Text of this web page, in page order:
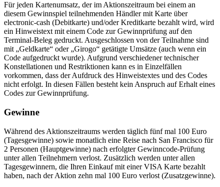
Für jeden Kartenumsatz, der im Aktionszeitraum bei einem an
diesem Gewinnspiel teilnehmenden Händler mit Karte über
electronic-cash (Debitkarte) und/oder Kreditkarte bezahlt wird, wird
ein Hinweistext mit einem Code zur Gewinnprüfung auf den
Terminal-Beleg gedruckt. Ausgeschlossen von der Teilnahme sind
mit „Geldkarte“ oder „Girogo“ getätigte Umsätze (auch wenn ein
Code aufgedruckt wurde). Aufgrund verschiedener technischer
Konstellationen und Restriktionen kann es in Einzelfällen
vorkommen, dass der Aufdruck des Hinweistextes und des Codes
nicht erfolgt. In diesen Fällen besteht kein Anspruch auf Erhalt eines
Codes zur Gewinnprüfung.
Gewinne
Während des Aktionszeitraums werden täglich fünf mal 100 Euro
(Tagesgewinne) sowie monatlich eine Reise nach San Francisco für
2 Personen (Hauptgewinne) nach erfolgter Gewinncode-Prüfung
unter allen Teilnehmern verlost. Zusätzlich werden unter allen
Tagesgewinnern, die Ihren Einkauf mit einer VISA Karte bezahlt
haben, nach der Aktion zehn mal 100 Euro verlost (Zusatzgewinne).